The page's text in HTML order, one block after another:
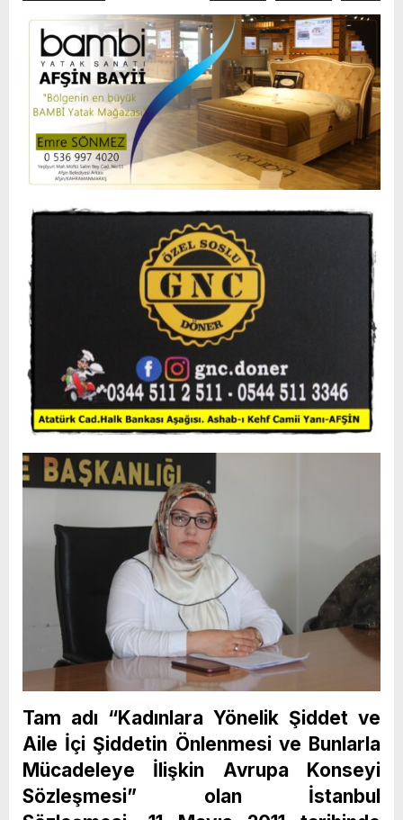
Tam adı “Kadınlara Yönelik Şiddet ve
Aile İçi Şiddetin Önlenmesi ve Bunlarla
Mücadeleye İlişkin Avrupa Konseyi
Sözleşmesi” olan İstanbul